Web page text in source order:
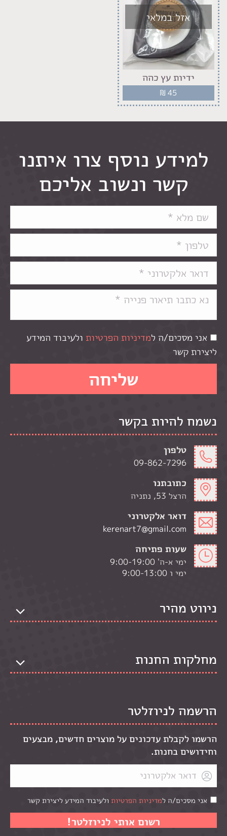
אזל במלאי
ידיות עץ כהה
₪ 45
למידע נוסף צרו איתנו
קשר ונשוב אליכם
אני מסכים/ה למדיניות הפרטיות ולעיבוד המידע
ליצירת קשר
נשמח להיות בקשר
טלפון
09-862-7296
כתובתנו
הרצל 53, נתניה
דואר אלקטרוני
kerenart7@gmail.com
שעות פתיחה
ימי א-ה' 9:00-19:00
ימי ו 9:00-13:00
ניווט מהיר
מחלקות החנות
הרשמה לניוזלטר
הרשמו לקבלת עדכונים על מוצרים חדשים, מבצעים
וחידושים בחנות.
אני מסכים/ה למדיניות הפרטיות ולעיבוד המידע ליצירת קשר